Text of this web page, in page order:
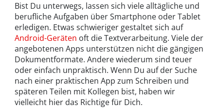
Bist Du unterwegs, lassen sich viele alltägliche und
berufliche Aufgaben über Smartphone oder Tablet
erledigen. Etwas schwieriger gestaltet sich auf
Android-Geräten oft die Textverarbeitung. Viele der
angebotenen Apps unterstützen nicht die gängigen
Dokumentformate. Andere wiederum sind teuer
oder einfach unpraktisch. Wenn Du auf der Suche
nach einer praktischen App zum Schreiben und
späteren Teilen mit Kollegen bist, haben wir
vielleicht hier das Richtige für Dich.